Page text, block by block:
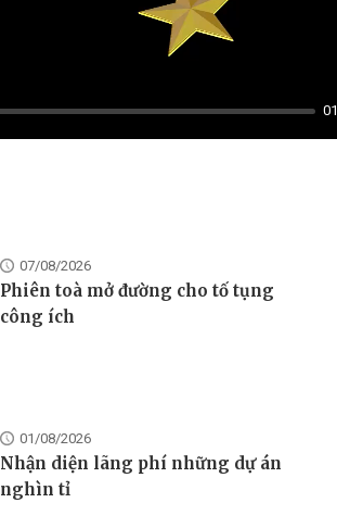
07/08/2026
Phiên toà mở đường cho tố tụng
công ích
01/08/2026
Nhận diện lãng phí những dự án
nghìn tỉ